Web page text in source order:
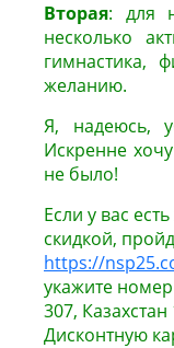
Вторая: для
несколько
гимнастика,
желанию.
Я, надеюсь,
Искренне
не было!
Если у вас
скидкой,
https://
укажите
307,
Дисконтную